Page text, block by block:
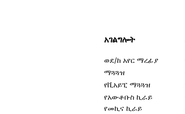
አገልግሎት
ወደ/ከ አየር ማረፊያ
ማጓጓዝ
የቪአይፒ ማጓጓዝ
የአውቶቡስ ኪራይ
የመኪና ኪራይ